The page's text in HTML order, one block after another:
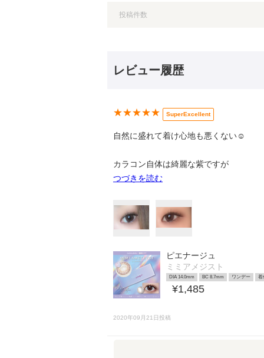
投稿件数
レビュー履歴
★★★★★ SuperExcellent
自然に盛れて着け心地も悪くない☺︎
カラコン自体は綺麗な紫ですが
つづきを読む
ピエナージュ
ミミアメジスト
DIA 14.0mm BC 8.7mm ワンデー 着
¥1,485
2020年09月21日投稿